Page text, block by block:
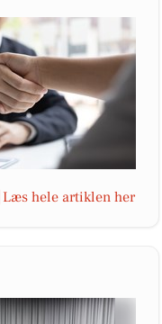
Læs hele artiklen her